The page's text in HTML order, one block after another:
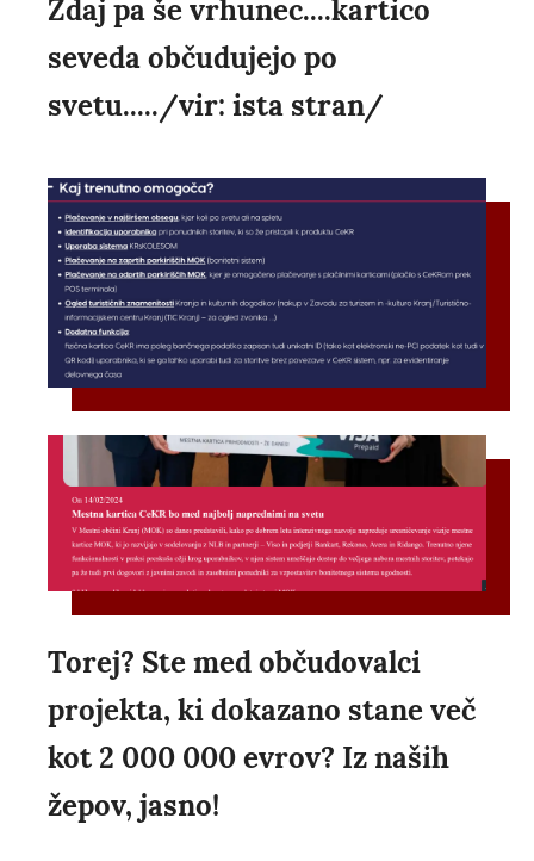
Zdaj pa še vrhunec....kartico
seveda občudujejo po
svetu...../vir: ista stran/
Torej? Ste med občudovalci
projekta, ki dokazano stane več
kot 2 000 000 evrov? Iz naših
žepov, jasno!